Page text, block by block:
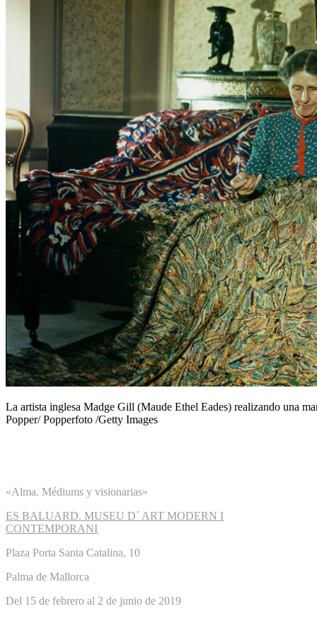
La artista inglesa Madge Gill (Maude Ethel Eades) realizando una
Popper/ Popperfoto /Getty Images
«Alma. Médiums y visionarias»
ES BALUARD. MUSEU D´ ART MODERN I
CONTEMPORANI
Plaza Porta Santa Catalina, 10
Palma de Mallorca
Del 15 de febrero al 2 de junio de 2019